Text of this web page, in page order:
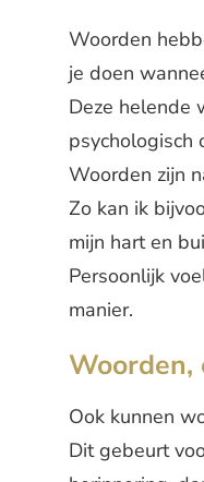
Woorden
je doen
Deze helende
psychologisch
Woorden zijn
Zo kan ik
mijn hart en
Persoonlijk
manier.
Woorden,
Ook kunnen
Dit gebeurt